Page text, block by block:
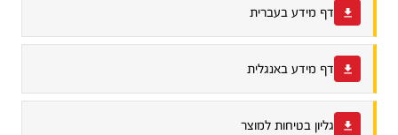
דף מידע בעברית
דף מידע באנגלית
גליון בטיחות למוצר